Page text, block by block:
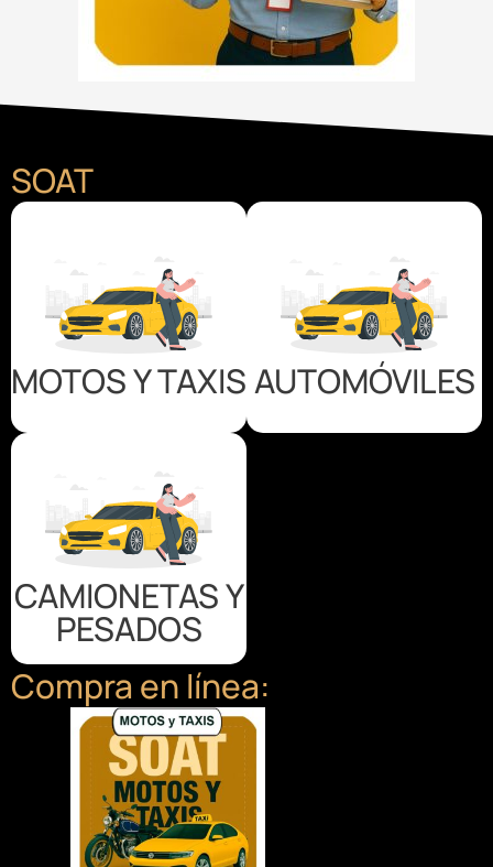
SOAT
MOTOS Y TAXISAUTOMÓVILES
CAMIONETAS Y
PESADOS
Compra en línea:
Cantidad
SOAT
MTp